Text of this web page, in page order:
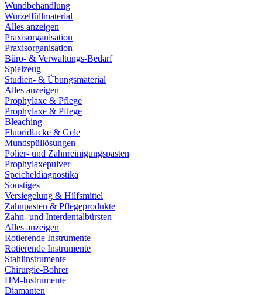
Wundbehandlung
Wurzelfüllmaterial
Alles anzeigen
Praxisorganisation
Praxisorganisation
Büro- & Verwaltungs-Bedarf
Spielzeug
Studien- & Übungsmaterial
Alles anzeigen
Prophylaxe & Pflege
Prophylaxe & Pflege
Bleaching
Fluoridlacke & Gele
Mundspüllösungen
Polier- und Zahnreinigungspasten
Prophylaxepulver
Speicheldiagnostika
Sonstiges
Versiegelung & Hilfsmittel
Zahnpasten & Pflegeprodukte
Zahn- und Interdentalbürsten
Alles anzeigen
Rotierende Instrumente
Rotierende Instrumente
Stahlinstrumente
Chirurgie-Bohrer
HM-Instrumente
Diamanten